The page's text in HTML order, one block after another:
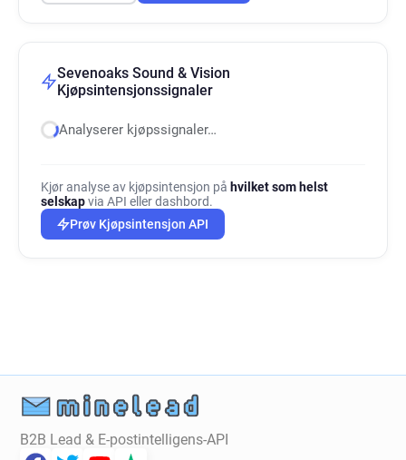
l********@sevenoakssoundandvision.co.uk
Sevenoaks Sound & Vision
Kjøpsintensjonssignaler
Analyserer kjøpssignaler…
Kjør analyse av kjøpsintensjon på hvilket som helst
selskapvia API eller dashbord.
Prøv Kjøpsintensjon API
B2B Lead & E-postintelligens-API